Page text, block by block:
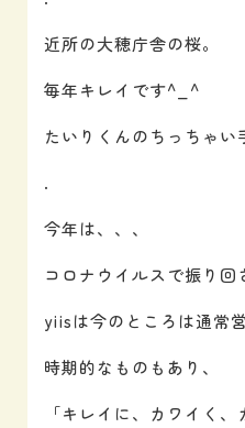
近所の大穂庁舎の桜。
毎年キレイです^_^
たいりくんのちっちゃ
.
今年は、、、
コロナウイルスで振り回
yiisは今のところは通常営
時期的なものもあり、
「キレイに、カワイく、